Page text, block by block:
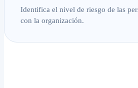
Identifica el nivel de riesgo de las
con la organización.